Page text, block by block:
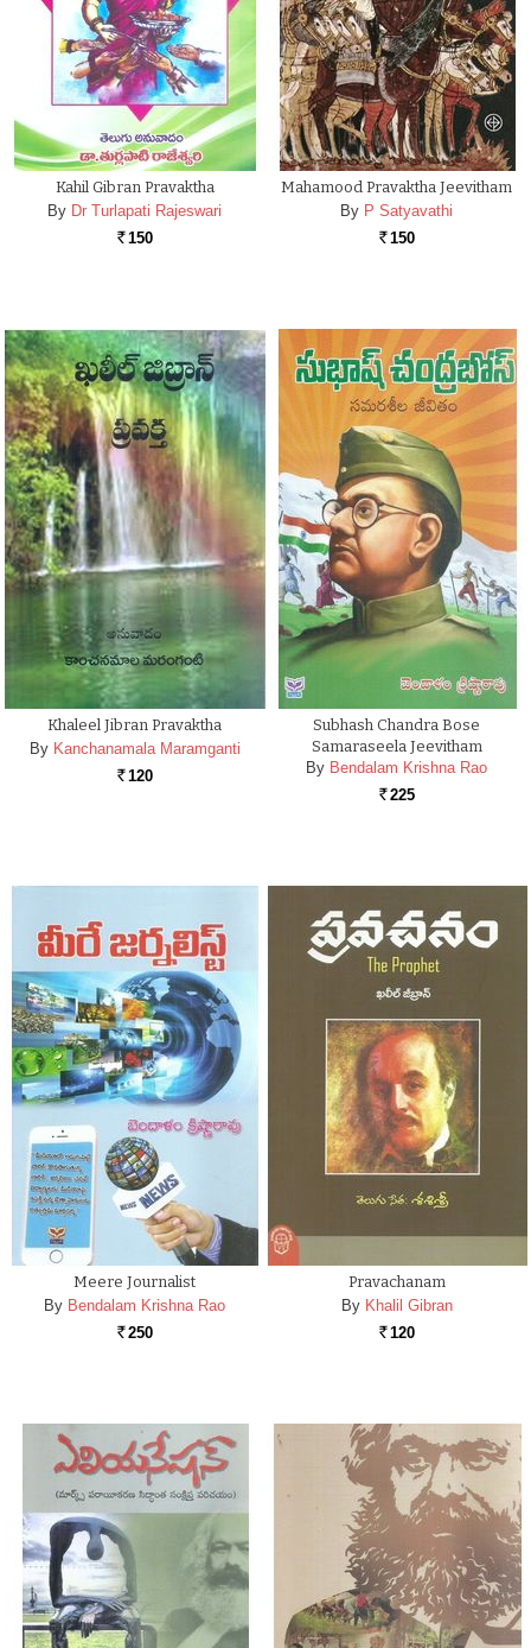
Kahil Gibran Pravaktha
By Dr Turlapati Rajeswari
Rs. 150
Mahamood Pravaktha Jeevitham
By P Satyavathi
Rs. 150
Khaleel Jibran Pravaktha
By Kanchanamala Maramganti
Rs. 120
Subhash Chandra Bose
Samaraseela Jeevitham
By Bendalam Krishna Rao
Rs. 225
Meere Journalist
By Bendalam Krishna Rao
Rs. 250
Pravachanam
By Khalil Gibran
Rs. 120